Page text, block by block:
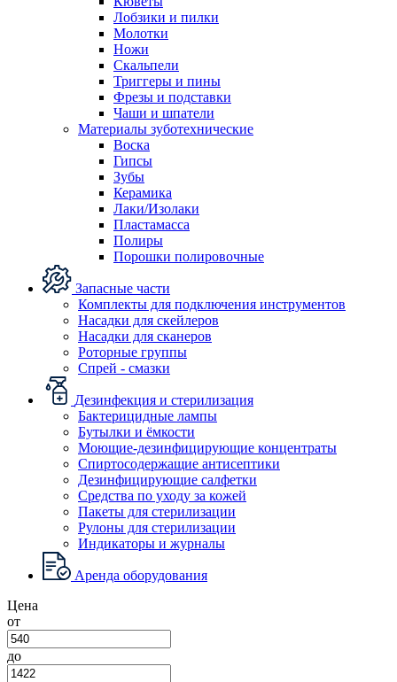
Лобзики и пилки
Молотки
Ножи
Скальпели
Триггеры и пины
Фрезы и подставки
Чаши и шпатели
Материалы зуботехнические
Воска
Гипсы
Зубы
Керамика
Лаки/Изолаки
Пластамасса
Полиры
Порошки полировочные
Запасные части
Комплекты для подключения инструментов
Насадки для скейлеров
Насадки для сканеров
Роторные группы
Спрей - смазки
Дезинфекция и стерилизация
Бактерицидные лампы
Бутылки и ёмкости
Моющие-дезинфицирующие концентраты
Спиртосодержащие антисептики
Дезинфицирующие салфетки
Средства по уходу за кожей
Пакеты для стерилизации
Рулоны для стерилизации
Индикаторы и журналы
Аренда оборудования
Цена
от
до